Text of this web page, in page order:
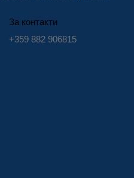
За контакти
+359 882 906815